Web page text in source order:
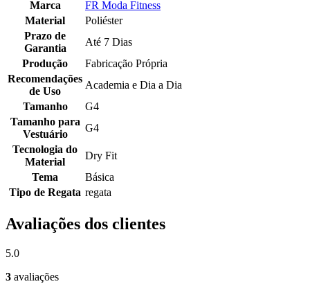
Marca
FR Moda Fitness
Material
Poliéster
Prazo de
Garantia
Até 7 Dias
Produção
Fabricação Própria
Recomendações
de Uso
Academia e Dia a Dia
Tamanho
G4
Tamanho para
Vestuário
G4
Tecnologia do
Material
Dry Fit
Tema
Básica
Tipo de Regata regata
Avaliações dos clientes
5.0
3 avaliações